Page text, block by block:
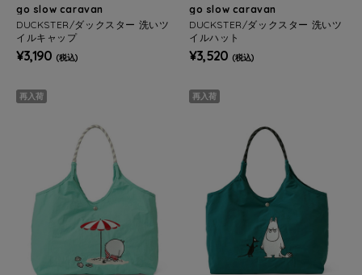
go slow caravan
DUCKSTER/ダックスター 洗いツ
イルキャップ
¥3,190 (税込)
go slow caravan
DUCKSTER/ダックスター 洗いツ
イルハット
¥3,520 (税込)
再入荷 再入荷